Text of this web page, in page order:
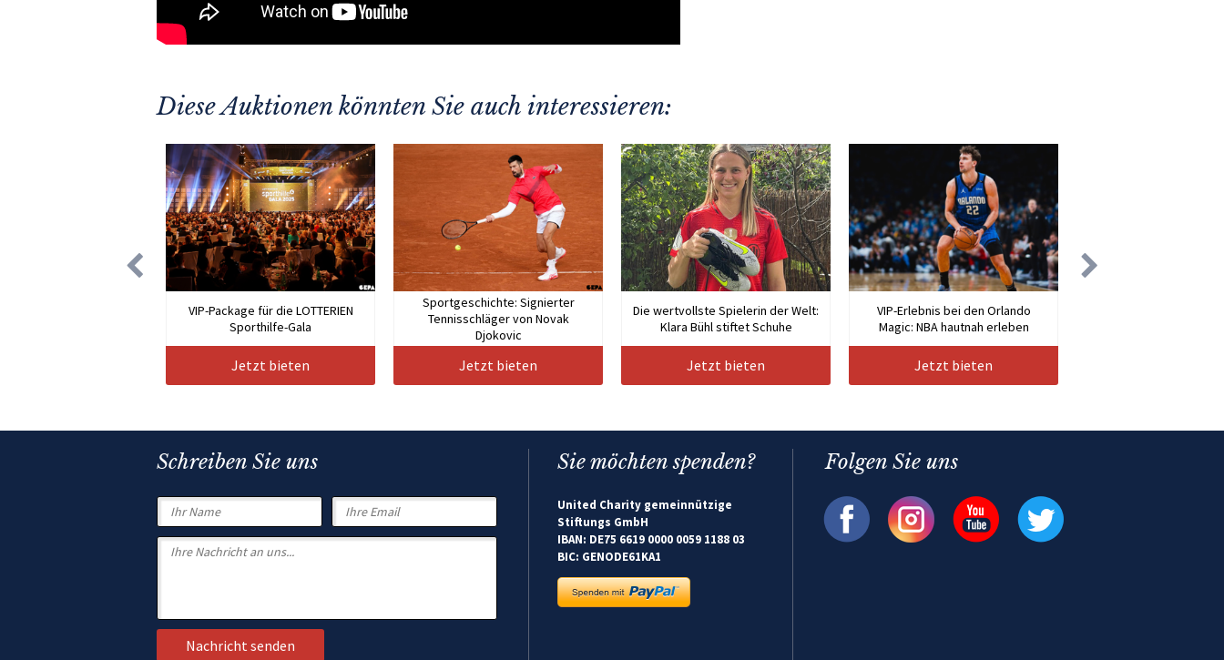
Diese Auktionen könnten Sie auch interessieren:
VIP-Package für die LOTTERIEN
Sporthilfe-Gala
Jetzt bieten
Sportgeschichte: Signierter
Tennisschläger von Novak
Djokovic
Jetzt bieten
Die wertvollste Spielerin der Welt:
Klara Bühl stiftet Schuhe
Jetzt bieten
VIP-Erlebnis bei den Orlando
Magic: NBA hautnah erleben
Jetzt bieten
Schreiben Sie uns Sie möchten spenden?
United Charity gemeinnützige
Stiftungs GmbH
IBAN: DE75 6619 0000 0059 1188 03
BIC: GENODE61KA1
Folgen Sie uns